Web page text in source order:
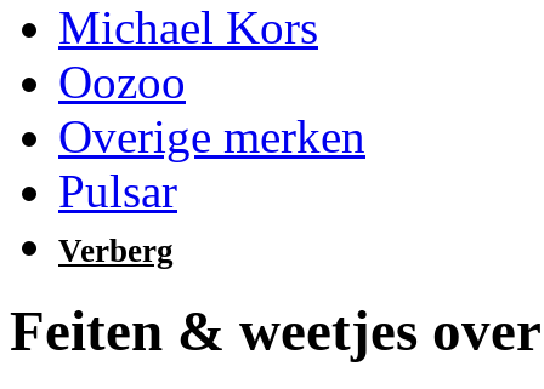
Michael Kors
Oozoo
Overige merken
Pulsar
Verberg
Feiten & weetjes